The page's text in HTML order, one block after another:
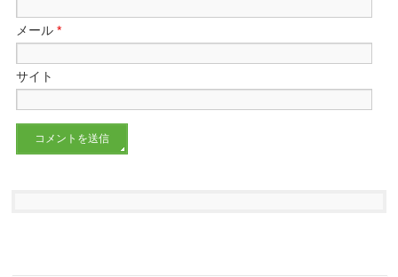
メール*
サイト